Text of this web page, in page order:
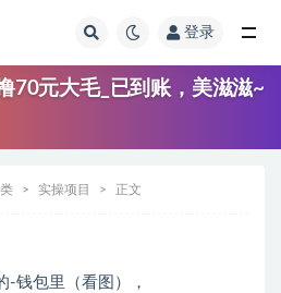
登录
70元大毛_已到账，美滋滋~
实操项目 正文
-钱包里（看图），